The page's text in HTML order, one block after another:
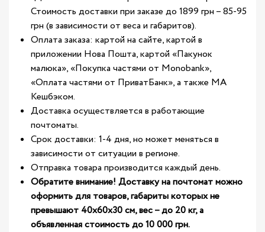
Стоимость доставки при заказе до 1899 грн – 85-95
грн (в зависимости от веса и габаритов).
Оплата заказа: картой на сайте, картой в
приложении Нова Пошта, картой «Пакунок
малюка», «Покупка частями от Monobank»,
«Оплата частями от ПриватБанк», а также МА
Кешбэком.
Доставка осуществляется в работающие
почтоматы.
Срок доставки: 1-4 дня, но может меняться в
зависимости от ситуации в регионе.
Отправка товара производится каждый день.
Обратите внимание! Доставку на почтомат можно
оформить для товаров, габариты которых не
превышают 40х60х30 см, вес – до 20 кг, а
объявленная стоимость до 10 000 грн.